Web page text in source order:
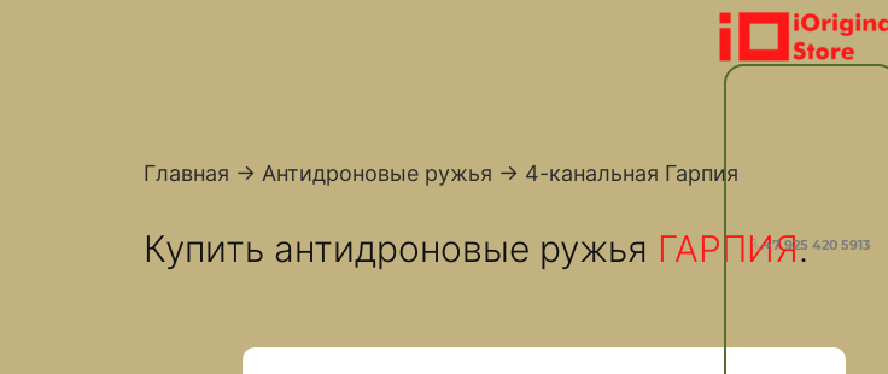
+7 925 420 5913
Главная → Антидроновые ружья → 4-канальная Гарпия
Купить антидроновые ружья ГАРПИЯ.